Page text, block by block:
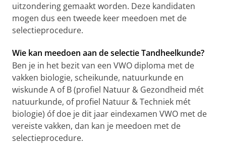
uitzondering gemaakt worden. Deze kandidaten
mogen dus een tweede keer meedoen met de
selectieprocedure.
Wie kan meedoen aan de selectie Tandheelkunde?
Ben je in het bezit van een VWO diploma met de
vakken biologie, scheikunde, natuurkunde en
wiskunde A of B (profiel Natuur & Gezondheid mét
natuurkunde, of profiel Natuur & Techniek mét
biologie) óf doe je dit jaar eindexamen VWO met de
vereiste vakken, dan kan je meedoen met de
selectieprocedure.